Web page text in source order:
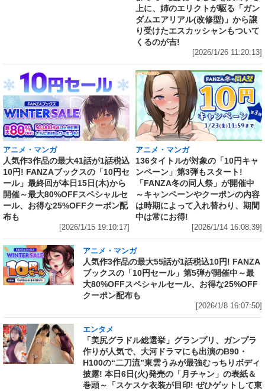
上に、姉のエリクトが駆る「ガン
ダムエアリアル(改修型)」から譲
り受けたエスカッシャンもついて
くるのが吉!
[2026/1/26 11:20:13]
アニメ・マンガ
人気作3作品の最大41話が1話税込
10円! FANZAブックスの「10円セ
ール」最終回が本日15日(木)から
開催～最大80%OFFスペシャルセ
ール、お得な25%OFFクーポン配
布も
[2026/1/15 19:10:17]
アニメ・マンガ
136タイトルが対象の「10円キャ
ンペーン」第3弾もスタート!
「FANZA冬の同人祭」が開催中
～キャンペーンやクーポンの内容
は時期によって入れ替わり、期間
中は常にお得!
[2026/1/14 16:08:39]
アニメ・マンガ
人気作3作品の最大55話が1話税込10円! FANZA
ブックスの「10円セール」第5弾が開催中～最
大80%OFFスペシャルセール、お得な25%OFF
クーポン配布も
[2026/1/8 16:07:50]
エンタメ
「美尻グラドル総選挙」グランプリ、ガンプラ
作りが人気で、大河ドラマにも出演のB90・
H100の“二刀流”東雲うみが最強むっちりボディ
披露! 本日6日(火)発売の「月チャン」の表紙＆
巻頭～「スケスケ衣装が目印! ぜひゲットして東